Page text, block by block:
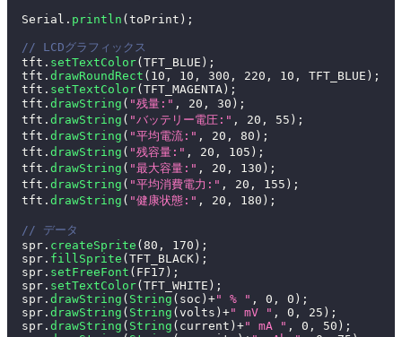
  Serial
. println (toPrint ) ;
// LCDグラフィックス
  tft
. setTextColor(TFT_BLUE ) ;
  tft
. drawRoundRect ( 10 , 10 , 300 , 220 , 10 , TFT_BLUE ) ;
  tft
. setTextColor(TFT_MAGENTA ) ;
  tft
. drawString ( "残量:" , 20 , 30 ) ;
  tft
. drawString ( "バッテリー電圧:" , 20 , 55 ) ;
  tft
. drawString ( "平均電流:" , 20 , 80 ) ;
  tft
. drawString ( "残容量:" , 20 , 105 ) ;
  tft
. drawString ( "最大容量:" , 20 , 130 ) ;
  tft
. drawString ( "平均消費電力:" , 20 , 155 ) ;
  tft
. drawString ( "健康状態:" , 20 , 180 ) ;
// データ
  spr
. createSprite (80 , 170 ) ;
  spr
. fillSprite (TFT_BLACK) ;
  spr
. setFreeFont ( FF17 ) ;
  spr
. setTextColor(TFT_WHITE ) ;
  spr
. drawString ( String ( soc ) +" % " , 0 , 0 ) ;
  spr
. drawString ( String (volts ) +" mV " , 0 , 25 ) ;
  spr
. drawString ( String ( current ) +" mA " , 0 , 50 ) ;